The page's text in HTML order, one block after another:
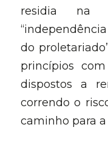
residia na
do
princípios
dispostos a
correndo o
caminho para